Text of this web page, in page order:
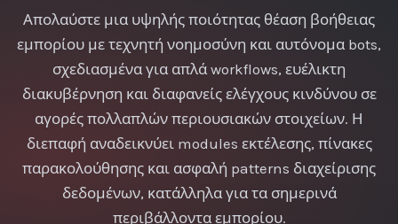
Απολαύστε μια υψηλής ποιότητας θέαση βοήθειας
εμπορίου με τεχνητή νοημοσύνη και αυτόνομα bots,
σχεδιασμένα για απλά workflows, ευέλικτη
διακυβέρνηση και διαφανείς ελέγχους κινδύνου σε
αγορές πολλαπλών περιουσιακών στοιχείων. Η
διεπαφή αναδεικνύει modules εκτέλεσης, πίνακες
παρακολούθησης και ασφαλή patterns διαχείρισης
δεδομένων, κατάλληλα για τα σημερινά
περιβάλλοντα εμπορίου.